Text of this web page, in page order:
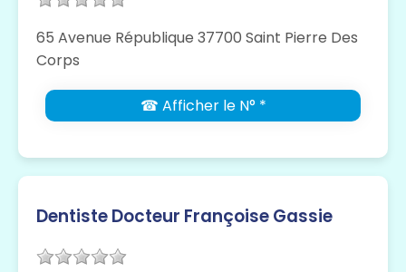
65 Avenue République 37700 Saint Pierre Des
Corps
☎ Afficher le N° *
Dentiste Docteur Françoise Gassie